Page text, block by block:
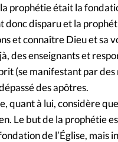
prophétie était la
donc disparu et la
et connaître Dieu et sa
des enseignants et
(se manifestant par
des apôtres.
quant à lui, considère
Le but de la prophétie
de l’Église,